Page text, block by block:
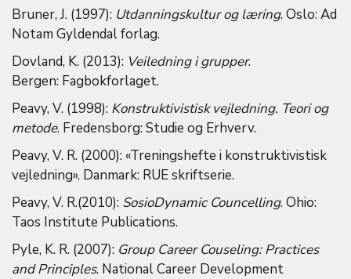
Bruner, J. (1997): Utdanningskultur og læring. Oslo: Ad
Notam Gyldendal forlag.
Dovland, K. (2013): Veiledning i grupper.
Bergen: Fagbokforlaget.
Peavy, V. (1998): Konstruktivistisk vejledning. Teori og
metode. Fredensborg: Studie og Erhverv.
Peavy, V. R. (2000): «Treningshefte i konstruktivistisk
vejledning». Danmark: RUE skriftserie.
Peavy, V. R.(2010): SosioDynamic Councelling. Ohio:
Taos Institute Publications.
Pyle, K. R. (2007): Group Career Couseling: Practices
and Principles. National Career Development